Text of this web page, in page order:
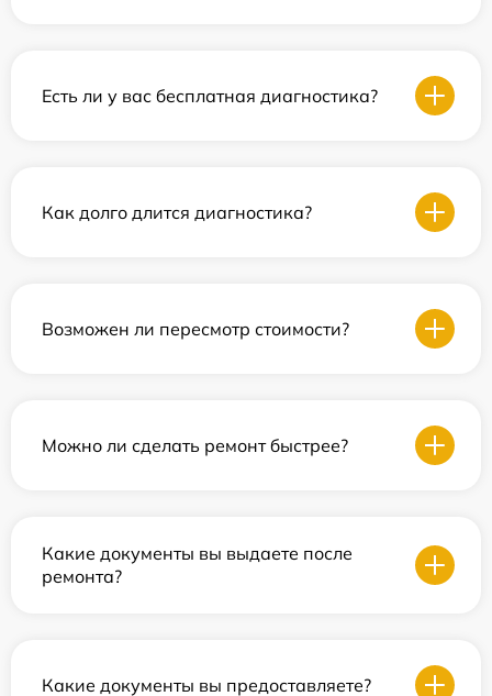
Есть ли у вас бесплатная диагностика?
Как долго длится диагностика?
Возможен ли пересмотр стоимости?
Можно ли сделать ремонт быстрее?
Какие документы вы выдаете после
ремонта?
Какие документы вы предоставляете?